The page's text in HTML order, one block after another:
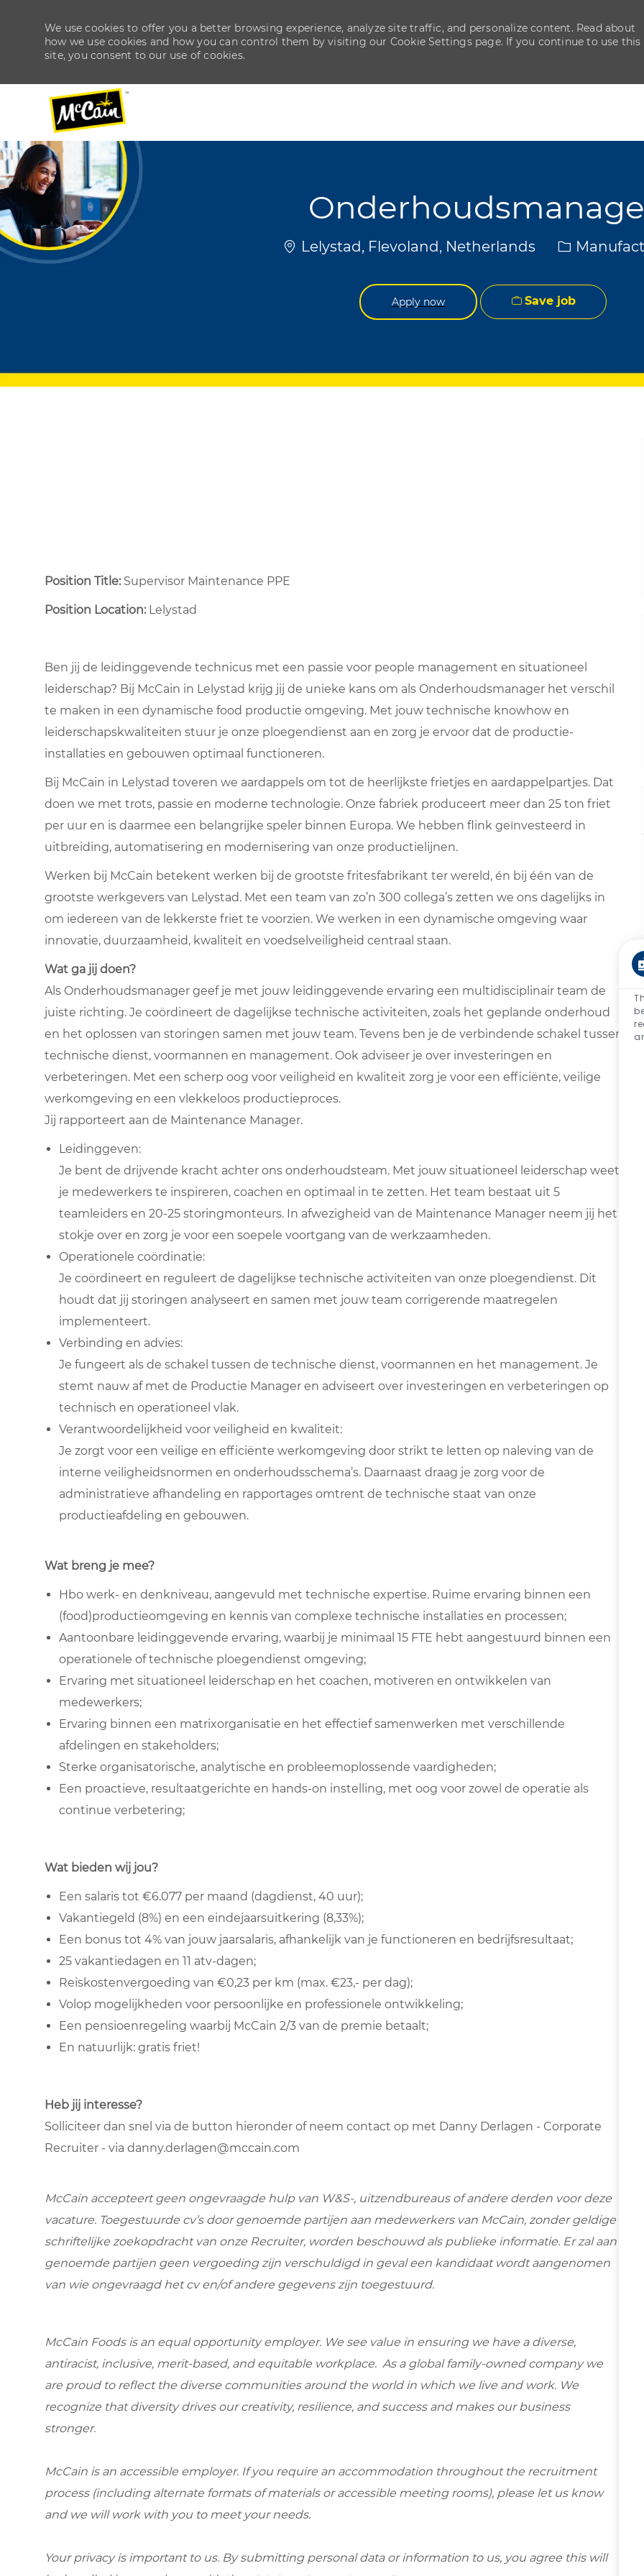
-
-
We use cookies to offer you a better browsing experience, analyze site traffic, and personalize content. Read about
how we use cookies and how you can control them by visiting our Cookie Settings page. If you continue to use this
site, you consent to our use of cookies.
Location
Lelystad, Flevoland, Netherlands Category
Apply now Save job
Position Title: Supervisor Maintenance PPE
Position Location:Lelystad
Ben jij de leidinggevende technicus met een passie voor people management en situationeel
leiderschap? Bij McCain in Lelystad krijg jij de unieke kans om als Onderhoudsmanager het verschil
te maken in een dynamische food productie omgeving. Met jouw technische knowhow en
leiderschapskwaliteiten stuur je onze ploegendienst aan en zorg je ervoor dat de productie-
installaties en gebouwen optimaal functioneren.
Bij McCain in Lelystad toveren we aardappels om tot de heerlijkste frietjes en aardappelpartjes. Dat
doen we met trots, passie en moderne technologie. Onze fabriek produceert meer dan 25 ton friet
per uur en is daarmee een belangrijke speler binnen Europa. We hebben flink geïnvesteerd in
uitbreiding, automatisering en modernisering van onze productielijnen.
Werken bij McCain betekent werken bij de grootste fritesfabrikant ter wereld, én bij één van de
grootste werkgevers van Lelystad. Met een team van zo’n 300 collega’s zetten we ons dagelijks in
om iedereen van de lekkerste friet te voorzien. We werken in een dynamische omgeving waar
innovatie, duurzaamheid, kwaliteit en voedselveiligheid centraal staan.
Wat ga jij doen?
Als Onderhoudsmanager geef je met jouw leidinggevende ervaring een multidisciplinair team de
juiste richting. Je coördineert de dagelijkse technische activiteiten, zoals het geplande onderhoud
en het oplossen van storingen samen met jouw team. Tevens ben je de verbindende schakel tussen
technische dienst, voormannen en management. Ook adviseer je over investeringen en
verbeteringen. Met een scherp oog voor veiligheid en kwaliteit zorg je voor een efficiënte, veilige
werkomgeving en een vlekkeloos productieproces.
Jij rapporteert aan de Maintenance Manager.
Leidinggeven:
Je bent de drijvende kracht achter ons onderhoudsteam. Met jouw situationeel leiderschap weet
je medewerkers te inspireren, coachen en optimaal in te zetten. Het team bestaat uit 5
teamleiders en 20-25 storingmonteurs. In afwezigheid van de Maintenance Manager neem jij het
stokje over en zorg je voor een soepele voortgang van de werkzaamheden.
Operationele coördinatie:
Je coördineert en reguleert de dagelijkse technische activiteiten van onze ploegendienst. Dit
houdt dat jij storingen analyseert en samen met jouw team corrigerende maatregelen
implementeert.
Verbinding en advies:
Je fungeert als de schakel tussen de technische dienst, voormannen en het management. Je
stemt nauw af met de Productie Manager en adviseert over investeringen en verbeteringen op
technisch en operationeel vlak.
Verantwoordelijkheid voor veiligheid en kwaliteit:
Je zorgt voor een veilige en efficiënte werkomgeving door strikt te letten op naleving van de
interne veiligheidsnormen en onderhoudsschema’s. Daarnaast draag je zorg voor de
administratieve afhandeling en rapportages omtrent de technische staat van onze
productieafdeling en gebouwen.
Wat breng je mee?
Hbo werk- en denkniveau, aangevuld met technische expertise. Ruime ervaring binnen een
(food)productieomgeving en kennis van complexe technische installaties en processen;
Aantoonbare leidinggevende ervaring, waarbij je minimaal 15 FTE hebt aangestuurd binnen een
operationele of technische ploegendienst omgeving;
Ervaring met situationeel leiderschap en het coachen, motiveren en ontwikkelen van
medewerkers;
Ervaring binnen een matrixorganisatie en het effectief samenwerken met verschillende
afdelingen en stakeholders;
Sterke organisatorische, analytische en probleemoplossende vaardigheden;
Een proactieve, resultaatgerichte en hands-on instelling, met oog voor zowel de operatie als
continue verbetering;
Wat bieden wij jou?
Een salaris tot €6.077 per maand (dagdienst, 40 uur);
Vakantiegeld (8%) en een eindejaarsuitkering (8,33%);
Een bonus tot 4% van jouw jaarsalaris, afhankelijk van je functioneren en bedrijfsresultaat;
25 vakantiedagen en 11 atv-dagen;
Reiskostenvergoeding van €0,23 per km (max. €23,- per dag);
Volop mogelijkheden voor persoonlijke en professionele ontwikkeling;
Een pensioenregeling waarbij McCain 2/3 van de premie betaalt;
En natuurlijk: gratis friet!
Heb jij interesse?
Solliciteer dan snel via de button hieronder of neem contact op met Danny Derlagen - Corporate
Recruiter - via danny.derlagen@mccain.com
McCain accepteert geen ongevraagde hulp van W&S-, uitzendbureaus of andere derden voor deze
vacature. Toegestuurde cv’s door genoemde partijen aan medewerkers van McCain, zonder geldige
schriftelijke zoekopdracht van onze Recruiter, worden beschouwd als publieke informatie. Er zal aan
genoemde partijen geen vergoeding zijn verschuldigd in geval een kandidaat wordt aangenomen
van wie ongevraagd het cv en/of andere gegevens zijn toegestuurd.
McCain Foods is an equal opportunity employer. We see value in ensuring we have a diverse,
antiracist, inclusive, merit-based, and equitable workplace. As a global family-owned company we
are proud to reflect the diverse communities around the world in which we live and work. We
recognize that diversity drives our creativity, resilience, and success and makes our business
stronger.
McCain is an accessible employer. If you require an accommodation throughout the recruitment
process (including alternate formats of materials or accessible meeting rooms), please let us know
and we will work with you to meet your needs.
Your privacy is important to us. By submitting personal data or information to us, you agree this will